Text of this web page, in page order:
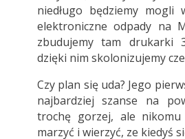
niedługo będziemy mogli
elektroniczne odpady na
zbudujemy tam drukarki
dzięki nim skolonizujemy
Czy plan się uda? Jego
najbardziej szanse na
trochę gorzej, ale
marzyć i wierzyć, ze kiedyś